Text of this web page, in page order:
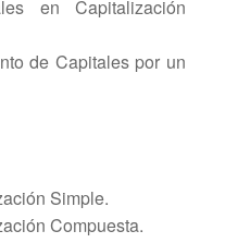
en Capitalización
de Capitales por un
Simple.
Compuesta.